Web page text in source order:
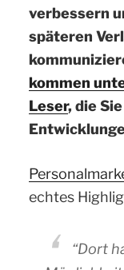
verbessern
späteren
kommen
Leser, die
echtes
“Dort